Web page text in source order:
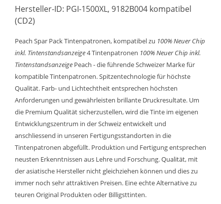
Hersteller-ID: PGI-1500XL, 9182B004 kompatibel
(CD2)
Peach Spar Pack Tintenpatronen, kompatibel zu 100% Neuer Chip
inkl. Tintenstandsanzeige4 Tintenpatronen 100% Neuer Chip inkl.
Tintenstandsanzeige Peach - die führende Schweizer Marke für
kompatible Tintenpatronen. Spitzentechnologie für höchste
Qualität. Farb- und Lichtechtheit entsprechen höchsten
Anforderungen und gewährleisten brillante Druckresultate. Um
die Premium Qualität sicherzustellen, wird die Tinte im eigenen
Entwicklungszentrum in der Schweiz entwickelt und
anschliessend in unseren Fertigungsstandorten in die
Tintenpatronen abgefüllt. Produktion und Fertigung entsprechen
neusten Erkenntnissen aus Lehre und Forschung. Qualität, mit
der asiatische Hersteller nicht gleichziehen können und dies zu
immer noch sehr attraktiven Preisen. Eine echte Alternative zu
teuren Original Produkten oder Billigsttinten.